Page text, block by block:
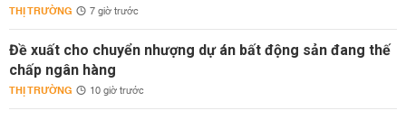
THỊ TRƯỜNG 7 giờ trước
Đề xuất cho chuyển nhượng dự án bất động sản đang thế
chấp ngân hàng
THỊ TRƯỜNG 10 giờ trước